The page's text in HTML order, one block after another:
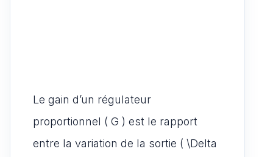
Le gain d’un régulateur
proportionnel ( G ) est le rapport
entre la variation de la sortie ( \Delta